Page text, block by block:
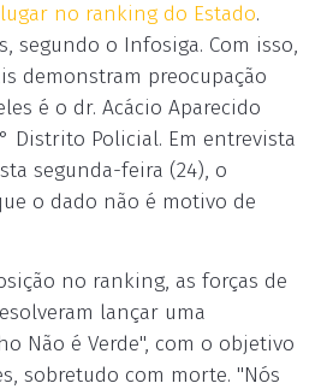
no ranking do Estado.
segundo o Infosiga. Com isso,
demonstram preocupação
é o dr. Acácio Aparecido
Distrito Policial. Em entrevista
segunda-feira (24), o
o dado não é motivo de
no ranking, as forças de
lançar uma
Não é Verde", com o objetivo
sobretudo com morte. "Nós